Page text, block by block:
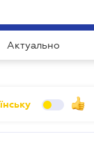
Актуально
про